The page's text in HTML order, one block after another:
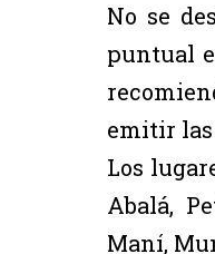
No se
puntual
emitir
Los
Abalá,
Maní,